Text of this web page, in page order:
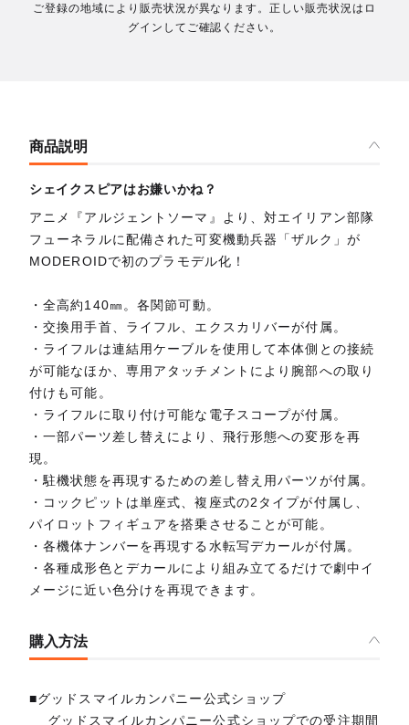
ご登録の地域により販売状況が異なります。正しい販売状況はロ
グインしてご確認ください。
商品説明
シェイクスピアはお嫌いかね？
アニメ『アルジェントソーマ』より、対エイリアン部隊
フューネラルに配備された可変機動兵器「ザルク」が
MODEROIDで初のプラモデル化！
・全高約140㎜。各関節可動。
・交換用手首、ライフル、エクスカリバーが付属。
・ライフルは連結用ケーブルを使用して本体側との接続
が可能なほか、専用アタッチメントにより腕部への取り
付けも可能。
・ライフルに取り付け可能な電子スコープが付属。
・一部パーツ差し替えにより、飛行形態への変形を再
現。
・駐機状態を再現するための差し替え用パーツが付属。
・コックピットは単座式、複座式の2タイプが付属し、
パイロットフィギュアを搭乗させることが可能。
・各機体ナンバーを再現する水転写デカールが付属。
・各種成形色とデカールにより組み立てるだけで劇中イ
メージに近い色分けを再現できます。
購入方法
■グッドスマイルカンパニー公式ショップ
グッドスマイルカンパニー公式ショップでの受注期間